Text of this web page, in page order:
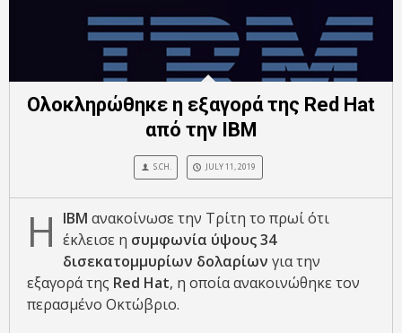
Ολοκληρώθηκε η εξαγορά της Red Hat
από την IBM
S.CH. JULY 11, 2019
Η IBM ανακοίνωσε την Τρίτη το πρωί ότι
έκλεισε η συμφωνία ύψους 34
δισεκατομμυρίων δολαρίων για την
εξαγορά της Red Hat, η οποία ανακοινώθηκε τον
περασμένο Οκτώβριο.